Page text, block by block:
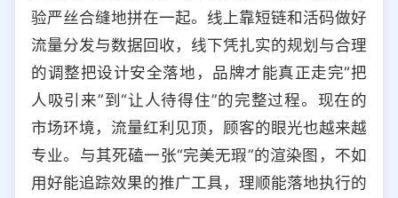
验严丝合缝地拼在一起。线上靠短链和活码做好
流量分发与数据回收，线下凭扎实的规划与合理
的调整把设计安全落地，品牌才能真正走完“把
人吸引来”到“让人待得住”的完整过程。现在的
市场环境，流量红利见顶，顾客的眼光也越来越
专业。与其死磕一张“完美无瑕”的渲染图，不如
用好能追踪效果的推广工具，理顺能落地执行的